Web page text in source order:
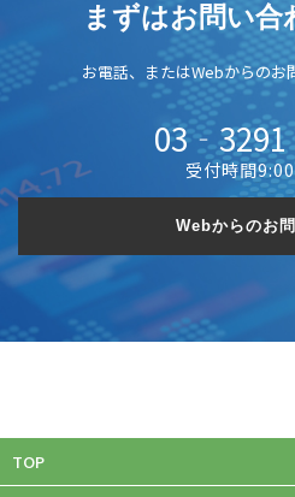
まずはお問い合
お電話、またはWebからのお
受付時間
Webからのお
TOP